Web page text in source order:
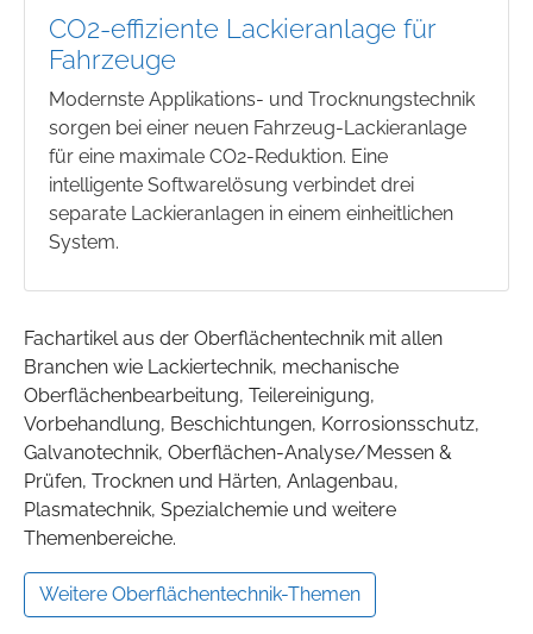
CO2-effiziente Lackieranlage für
Fahrzeuge
Modernste Applikations- und Trocknungstechnik
sorgen bei einer neuen Fahrzeug-Lackieranlage
für eine maximale CO2-Reduktion. Eine
intelligente Softwarelösung verbindet drei
separate Lackieranlagen in einem einheitlichen
System.
Fachartikel aus der Oberflächentechnik mit allen
Branchen wie Lackiertechnik, mechanische
Oberflächenbearbeitung, Teilereinigung,
Vorbehandlung, Beschichtungen, Korrosionsschutz,
Galvanotechnik, Oberflächen-Analyse/Messen &
Prüfen, Trocknen und Härten, Anlagenbau,
Plasmatechnik, Spezialchemie und weitere
Themenbereiche.
Weitere Oberflächentechnik-Themen